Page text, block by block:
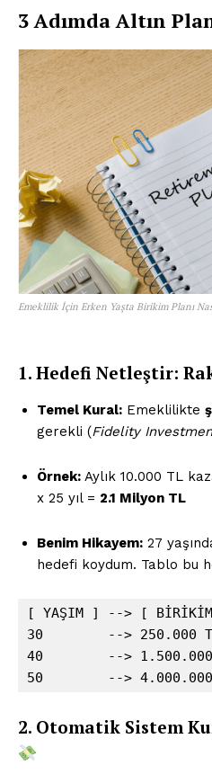
3 Adımda Altın
Emeklilik İçin Erken Yaşta Birikim Planı
1. Hedefi Netleştir:
Temel Kural: Emeklilikte
gerekli (Fidelity
Örnek: Aylık 10.000 TL
x 25 yıl = 2.1 Milyon TL
Benim Hikayem: 27
hedefi koydum. Tablo bu
[ YAŞIM ] --> [
30        --> 250.000
40        -->
50        -->
2. Otomatik Sistem